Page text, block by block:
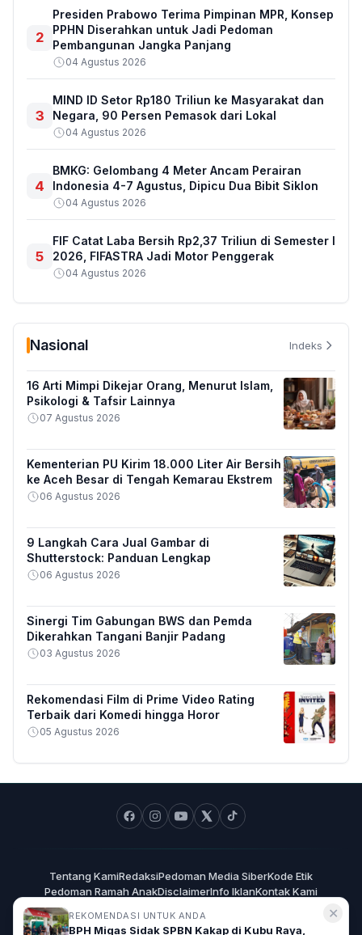
REKOMENDASI UNTUK ANDA
BPH Migas Sidak SPBN Kakap di Kubu Raya,
✕
2
Presiden Prabowo Terima Pimpinan MPR, Konsep
PPHN Diserahkan untuk Jadi Pedoman
Pembangunan Jangka Panjang
04 Agustus 2026
3
MIND ID Setor Rp180 Triliun ke Masyarakat dan
Negara, 90 Persen Pemasok dari Lokal
04 Agustus 2026
4
BMKG: Gelombang 4 Meter Ancam Perairan
Indonesia 4-7 Agustus, Dipicu Dua Bibit Siklon
04 Agustus 2026
5
FIF Catat Laba Bersih Rp2,37 Triliun di Semester I
2026, FIFASTRA Jadi Motor Penggerak
04 Agustus 2026
Nasional Indeks
16 Arti Mimpi Dikejar Orang, Menurut Islam,
Psikologi & Tafsir Lainnya
07 Agustus 2026
Kementerian PU Kirim 18.000 Liter Air Bersih
ke Aceh Besar di Tengah Kemarau Ekstrem
06 Agustus 2026
9 Langkah Cara Jual Gambar di
Shutterstock: Panduan Lengkap
06 Agustus 2026
Sinergi Tim Gabungan BWS dan Pemda
Dikerahkan Tangani Banjir Padang
03 Agustus 2026
Rekomendasi Film di Prime Video Rating
Terbaik dari Komedi hingga Horor
05 Agustus 2026
Tentang KamiRedaksiPedoman Media SiberKode Etik
Pedoman Ramah AnakDisclaimerInfo IklanKontak Kami